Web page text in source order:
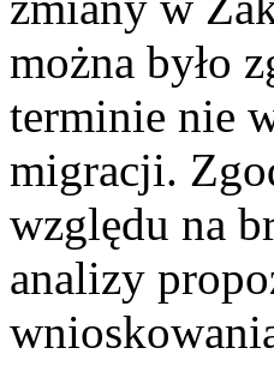
można było
terminie nie
migracji.
względu na
analizy